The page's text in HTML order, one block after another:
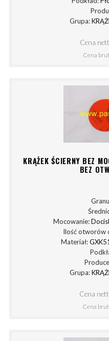
Grupa:
Cena
Cena
KRĄŻEK ŚCIERNY BEZ
BEZ
Mocowanie:
Ilość otworów
Materiał:
Grupa:
Cena
Cena